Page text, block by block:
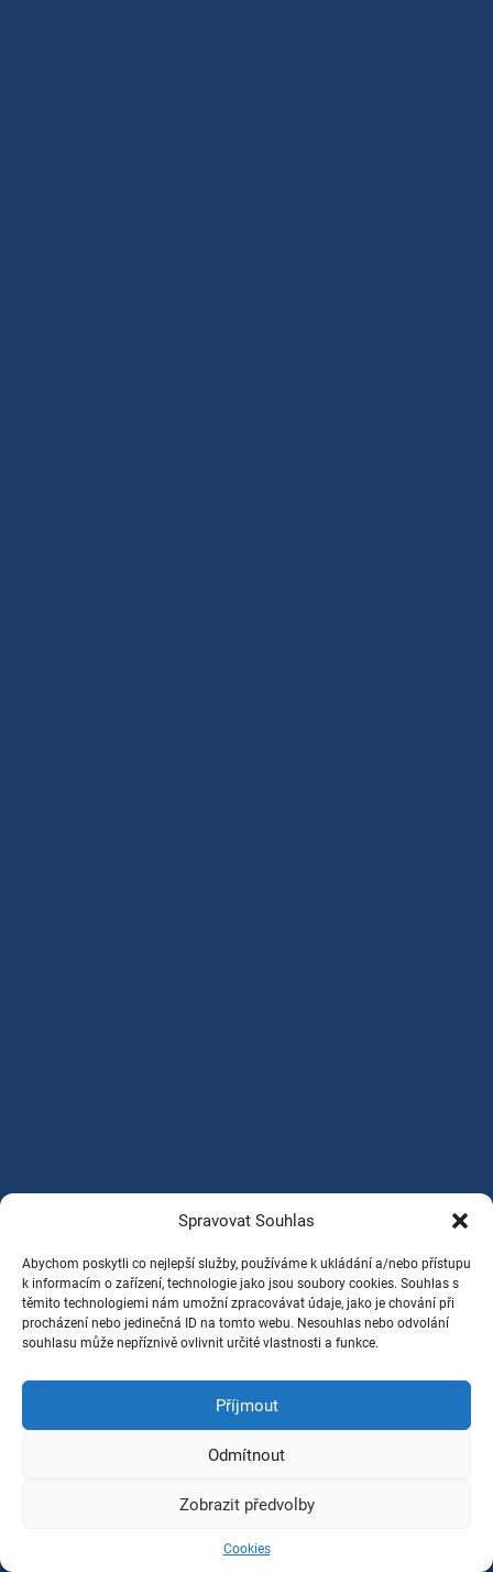
Spravovat Souhlas
Abychom poskytli co nejlepší služby, používáme k ukládání a/nebo přístupu
k informacím o zařízení, technologie jako jsou soubory cookies. Souhlas s
těmito technologiemi nám umožní zpracovávat údaje, jako je chování při
procházení nebo jedinečná ID na tomto webu. Nesouhlas nebo odvolání
souhlasu může nepříznivě ovlivnit určité vlastnosti a funkce.
Příjmout
Odmítnout
Zobrazit předvolby
Cookies